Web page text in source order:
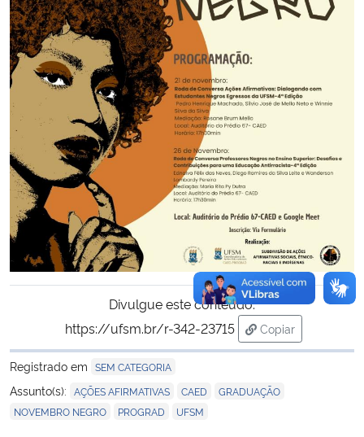
Divulgue este conteúdo:
https://ufsm.br/r-342-23715
Copiar
para área de
Registrado em SEM CATEGORIA
Assunto(s): AÇÕES AFIRMATIVAS CAED GRADUAÇÃO
NOVEMBRO NEGRO PROGRAD UFSM